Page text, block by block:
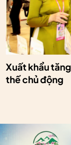
Xuất khẩu
thế chủ động